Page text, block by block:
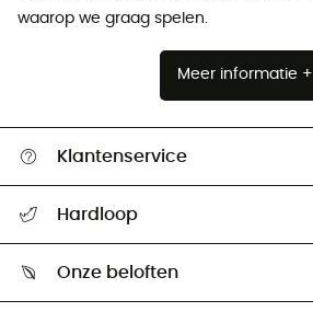
waarop we graag spelen.
Meer informatie +
Klantenservice
Mijn zending volgen
Retourzendingen & Terugbetalingen
Hardloop
Onze beloften